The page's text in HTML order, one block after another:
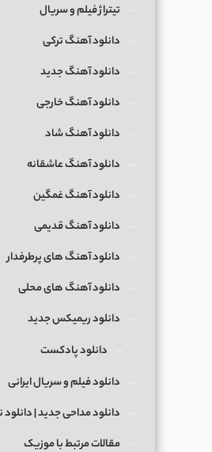
تیتراژ فیلم و سریال
دانلود آهنگ ترکی
دانلود آهنگ جدید
دانلود آهنگ خارجی
دانلود آهنگ شاد
دانلود آهنگ عاشقانه
دانلود آهنگ غمگین
دانلود آهنگ قدیمی
دانلود آهنگ های پرطرفدار
دانلود آهنگ های محلی
دانلود ریمیکس جدید
دانلود پادکست
دانلود فیلم و سریال ایرانی
دانلود مداحی جدید | دانلود
مقالات مرتبط با موزیک